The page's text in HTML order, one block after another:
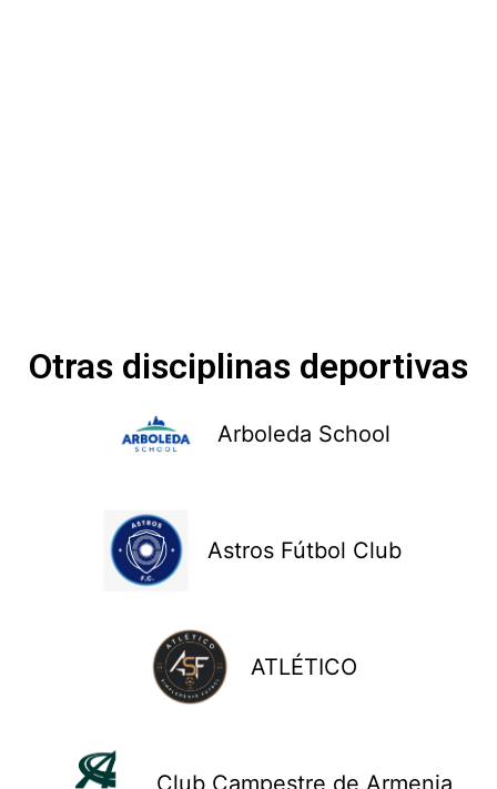
Otras disciplinas deportivas
Arboleda School
Astros Fútbol Club
ATLÉTICO
Club Campestre de Armenia